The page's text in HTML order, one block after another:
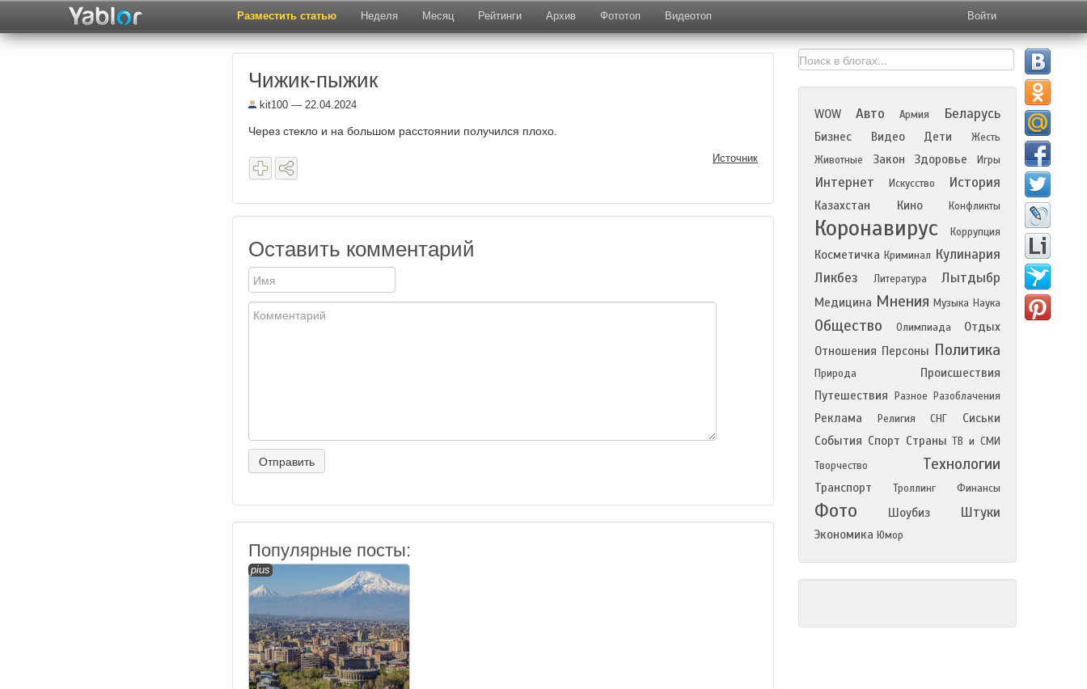
Разместить статью Неделя Месяц Рейтинги Архив Фототоп Видеотоп Войти
Чижик-пыжик
kit100 — 22.04.2024
Через стекло и на большом расстоянии получился плохо.
Источник
Оставить комментарий
Популярные посты:
pius
WOW Авто Армия Беларусь
Бизнес Видео Дети
Жесть
Животные
Закон Здоровье Игры
Интернет Искусство История
Казахстан Кино Конфликты
Коронавирус Коррупция
Косметичка Криминал Кулинария
Ликбез
Литература Лытдыбр
Медицина Мнения Музыка Наука
Общество Олимпиада
Отдых
Отношения Персоны Политика
Природа
Происшествия
Путешествия
Разное Разоблачения
Реклама Религия СНГ
Сиськи
События Спорт Страны ТВ и СМИ
Творчество
Технологии
Транспорт Троллинг Финансы
Фото Шоубиз Штуки
Экономика Юмор